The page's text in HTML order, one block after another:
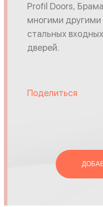
Profil Doors,
многими
стальных
дверей.
Поделиться